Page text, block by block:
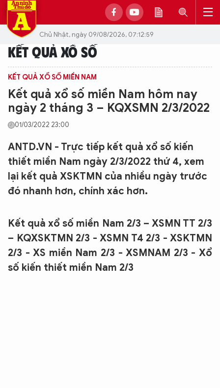
Chủ Nhật, ngày 09/08/2026, 07:12:59
KẾT QUẢ XỔ SỐ
KẾT QUẢ XỔ SỐ MIỀN NAM
Kết quả xổ số miền Nam hôm nay
ngày 2 tháng 3 – KQXSMN 2/3/2022
01/03/2022 23:00
ANTD.VN - Trực tiếp kết quả xổ số kiến
thiết miền Nam ngày 2/3/2022 thứ 4, xem
lại kết quả XSKTMN của nhiều ngày trước
đó nhanh hơn, chính xác hơn.
Kết quả xổ số miền Nam 2/3 – XSMN TT 2/3
– KQXSKTMN 2/3 - XSMN T4 2/3 - XSKTMN
2/3 - XS miền Nam 2/3 - XSMNAM 2/3 - Xổ
số kiến thiết miền Nam 2/3